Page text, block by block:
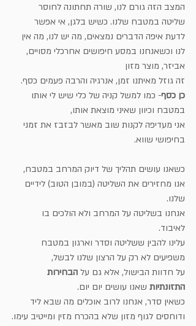
המצב הזה גורם לנו, שורה תחתונה לחוסר
שליטה במטבח שלנו. כשיש בלגן, אי אפשר
לדעת איפה הדברים נמצאים, מה יש לנו, מה אין
לנו וכשאנחנו במסע חיפושים אחרכלי מסויים,
אביזר, מוצר מזון
זה גוזל מאיתנו זמן, אנרגיה והרבה פעמים כסף.
כן כסף- כמו למשל קניה של כלי שיש לי אותו
במטבח וכיוון שאיני מוצאת אותו,
אני מעדיפה לקנות שוב מאשר לבזבז את זמני
בחיפושי שווא.
כשאנו עושים תהליך של דיוק המרחב במטבח,
אנו מחזירים את השליטה (במובן הטוב) לידיים
שלנו.
אנחנו בשליטה על המרחב ולא הולכים בו
לאיבוד.
עלינו להבין ששליטה וסדר וארגון במטבח
משפיעים לא רק על הרצון שלנו לבשל,
על חדוות הבישול, אלא גם על הבחירות
התזונתיות שאנו עושים יום יום.
כשאין סדר, אנחנו לרוב אוכלים מה שבא ליד
ודוחסים לגוף מזון שלא בהכרח מזין ומייטיב עימו.